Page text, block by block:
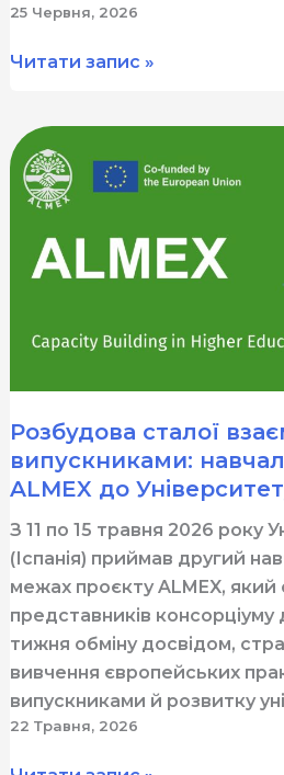
25 Червня, 2026
Навчальний
до
Варшавської
школи
економіки:
стратегія,
роботи
з
випускниками
Читати запис »
Розбудова сталої
випускниками:
ALMEX до
З 11 по 15 травня 2026 року
(Іспанія) приймав другий
межах проєкту ALMEX, який
представників
тижня обміну досвідом,
вивчення європейських
випускниками й розвитку
22 Травня, 2026